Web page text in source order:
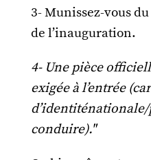
3- Munissez-vous
de l’inauguration.
4- Une pièce
exigée à l’entrée
conduire)."